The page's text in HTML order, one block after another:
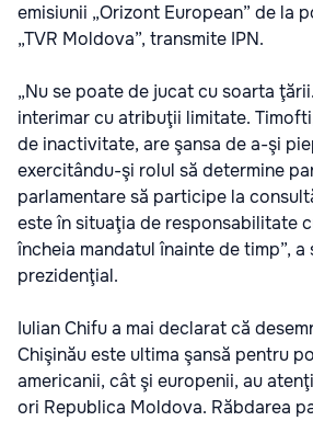
emisiunii „Orizont European” de la
„TVR Moldova”, transmite IPN.
„Nu se poate de jucat cu soarta
interimar cu atribuţii limitate.
de inactivitate, are şansa de a-şi
exercitându-şi rolul să determine
parlamentare să participe la
este în situaţia de responsabilitate
încheia mandatul înainte de timp”,
prezidenţial.
Iulian Chifu a mai declarat că
Chişinău este ultima şansă pentru
americanii, cât şi europenii, au
ori Republica Moldova. Răbdarea